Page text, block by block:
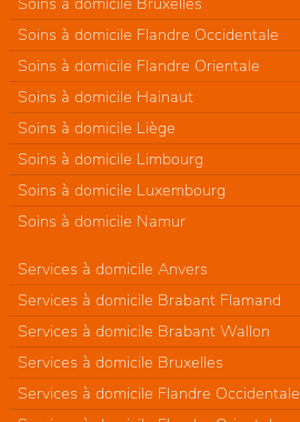
Soins à domicile Flandre Occidentale
Soins à domicile Flandre Orientale
Soins à domicile Hainaut
Soins à domicile Liège
Soins à domicile Limbourg
Soins à domicile Luxembourg
Soins à domicile Namur
Services à domicile Anvers
Services à domicile Brabant Flamand
Services à domicile Brabant Wallon
Services à domicile Bruxelles
Services à domicile Flandre Occidentale